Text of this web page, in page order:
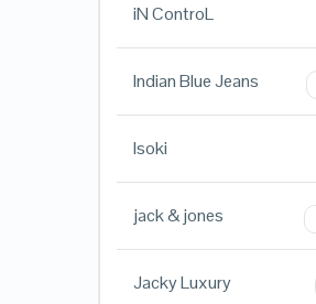
iN ControL
Indian Blue Jeans
Isoki
jack & jones
Jacky Luxury